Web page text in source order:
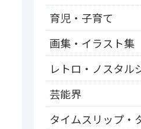
育児・子育て
画集・イラスト集
レトロ・ノスタル
芸能界
タイムスリップ・